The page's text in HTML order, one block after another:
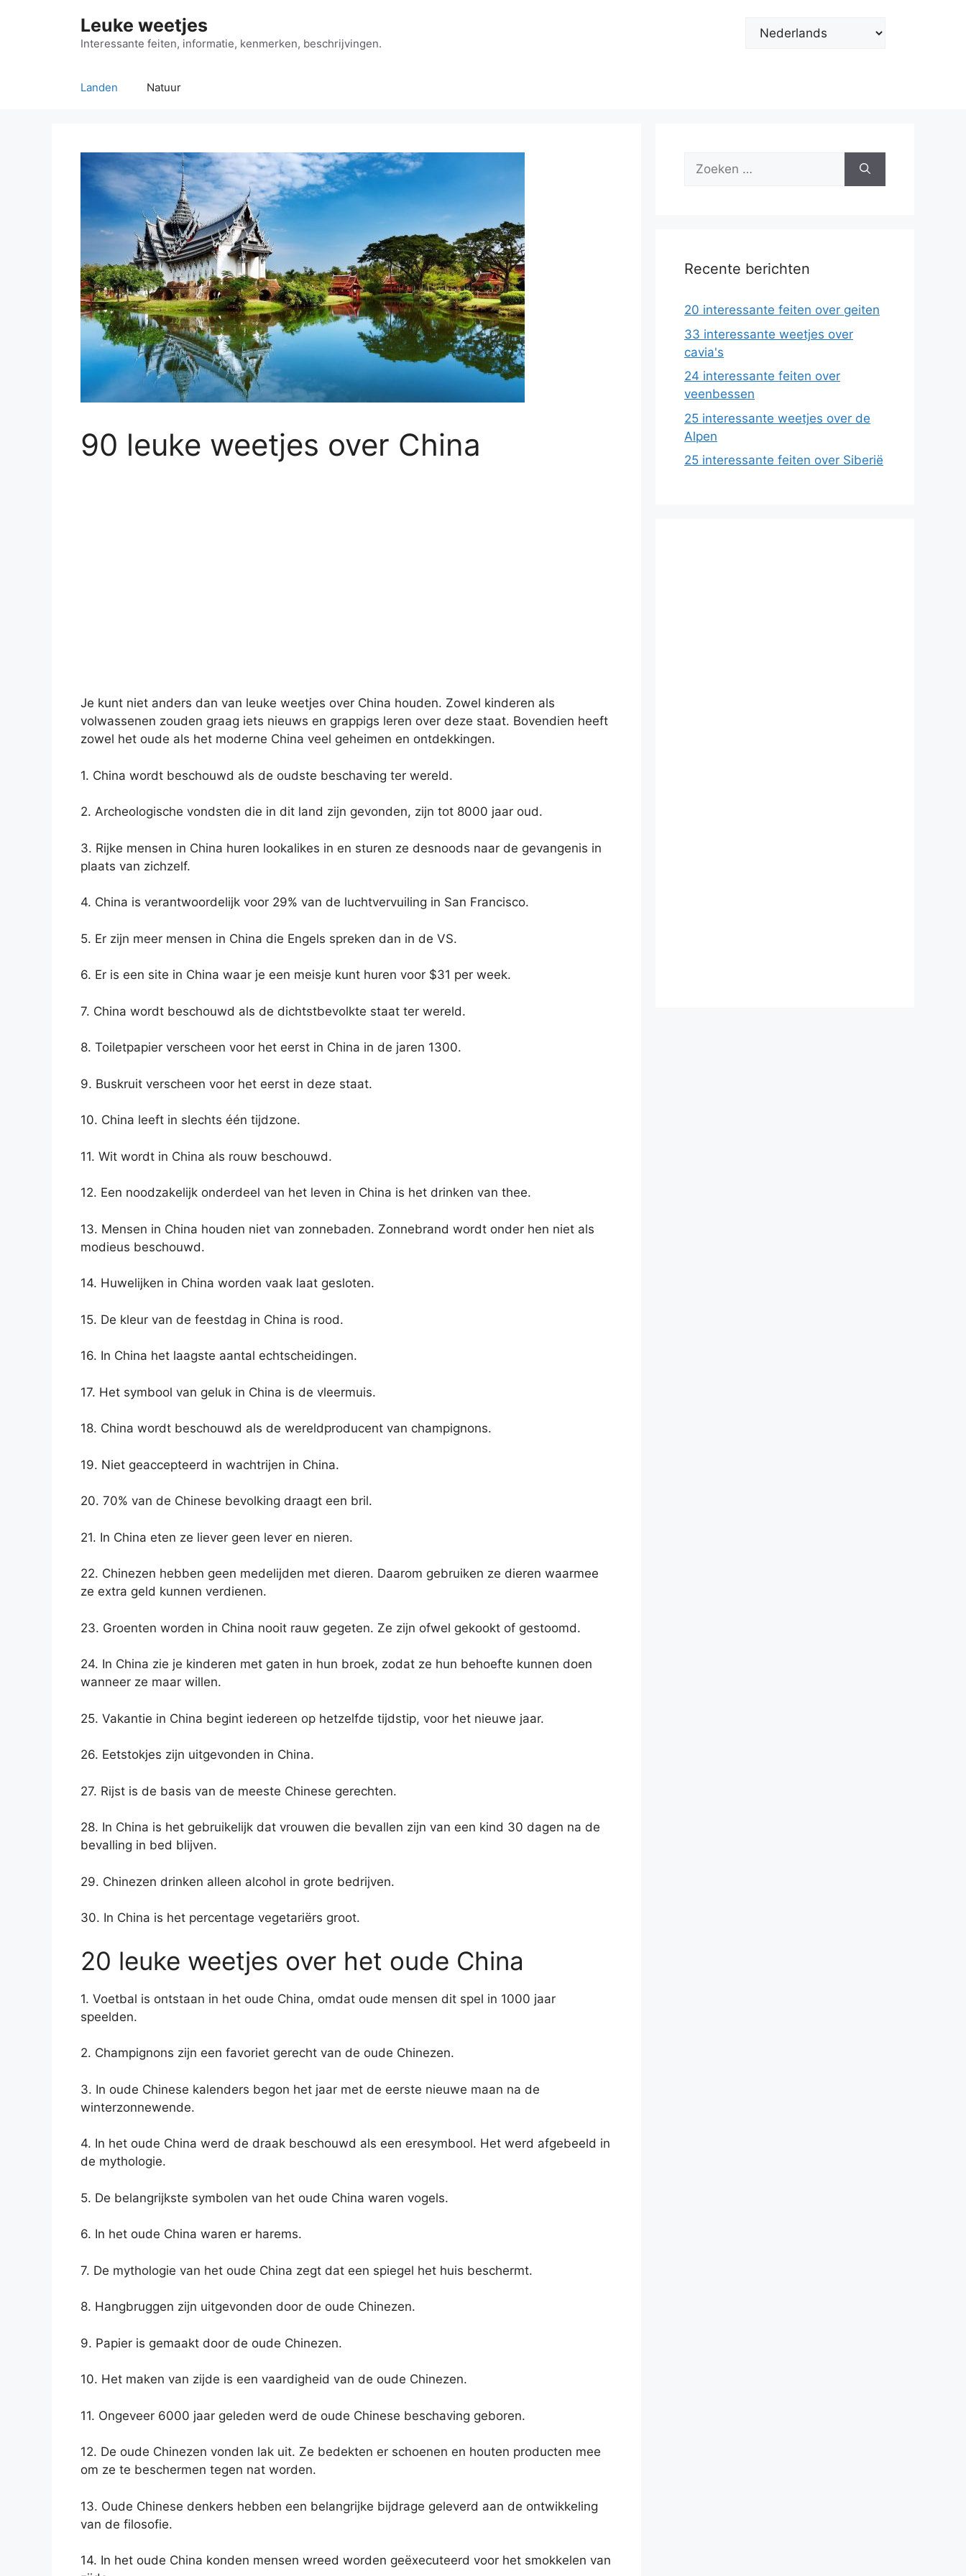
Leuke weetjes
Interessante feiten, informatie, kenmerken, beschrijvingen.
Kies
Landen Natuur
90 leuke weetjes over China
Je kunt niet anders dan van leuke weetjes over China houden. Zowel kinderen als
volwassenen zouden graag iets nieuws en grappigs leren over deze staat. Bovendien heeft
zowel het oude als het moderne China veel geheimen en ontdekkingen.
1. China wordt beschouwd als de oudste beschaving ter wereld.
2. Archeologische vondsten die in dit land zijn gevonden, zijn tot 8000 jaar oud.
3. Rijke mensen in China huren lookalikes in en sturen ze desnoods naar de gevangenis in
plaats van zichzelf.
4. China is verantwoordelijk voor 29% van de luchtvervuiling in San Francisco.
5. Er zijn meer mensen in China die Engels spreken dan in de VS.
6. Er is een site in China waar je een meisje kunt huren voor $31 per week.
7. China wordt beschouwd als de dichtstbevolkte staat ter wereld.
8. Toiletpapier verscheen voor het eerst in China in de jaren 1300.
9. Buskruit verscheen voor het eerst in deze staat.
10. China leeft in slechts één tijdzone.
11. Wit wordt in China als rouw beschouwd.
12. Een noodzakelijk onderdeel van het leven in China is het drinken van thee.
13. Mensen in China houden niet van zonnebaden. Zonnebrand wordt onder hen niet als
modieus beschouwd.
14. Huwelijken in China worden vaak laat gesloten.
15. De kleur van de feestdag in China is rood.
16. In China het laagste aantal echtscheidingen.
17. Het symbool van geluk in China is de vleermuis.
18. China wordt beschouwd als de wereldproducent van champignons.
19. Niet geaccepteerd in wachtrijen in China.
20. 70% van de Chinese bevolking draagt ​​een bril.
21. In China eten ze liever geen lever en nieren.
22. Chinezen hebben geen medelijden met dieren. Daarom gebruiken ze dieren waarmee
ze extra geld kunnen verdienen.
23. Groenten worden in China nooit rauw gegeten. Ze zijn ofwel gekookt of gestoomd.
24. In China zie je kinderen met gaten in hun broek, zodat ze hun behoefte kunnen doen
wanneer ze maar willen.
25. Vakantie in China begint iedereen op hetzelfde tijdstip, voor het nieuwe jaar.
26. Eetstokjes zijn uitgevonden in China.
27. Rijst is de basis van de meeste Chinese gerechten.
28. In China is het gebruikelijk dat vrouwen die bevallen zijn van een kind 30 dagen na de
bevalling in bed blijven.
29. Chinezen drinken alleen alcohol in grote bedrijven.
30. In China is het percentage vegetariërs groot.
20 leuke weetjes over het oude China
1. Voetbal is ontstaan ​​in het oude China, omdat oude mensen dit spel in 1000 jaar
speelden.
2. Champignons zijn een favoriet gerecht van de oude Chinezen.
3. In oude Chinese kalenders begon het jaar met de eerste nieuwe maan na de
winterzonnewende.
4. In het oude China werd de draak beschouwd als een eresymbool. Het werd afgebeeld in
de mythologie.
5. De belangrijkste symbolen van het oude China waren vogels.
6. In het oude China waren er harems.
7. De mythologie van het oude China zegt dat een spiegel het huis beschermt.
8. Hangbruggen zijn uitgevonden door de oude Chinezen.
9. Papier is gemaakt door de oude Chinezen.
10. Het maken van zijde is een vaardigheid van de oude Chinezen.
11. Ongeveer 6000 jaar geleden werd de oude Chinese beschaving geboren.
12. De oude Chinezen vonden lak uit. Ze bedekten er schoenen en houten producten mee
om ze te beschermen tegen nat worden.
13. Oude Chinese denkers hebben een belangrijke bijdrage geleverd aan de ontwikkeling
van de filosofie.
14. In het oude China konden mensen wreed worden geëxecuteerd voor het smokkelen van
Zoek
Recente berichten
20 interessante feiten over geiten
33 interessante weetjes over
cavia's
24 interessante feiten over
veenbessen
25 interessante weetjes over de
Alpen
25 interessante feiten over Siberië